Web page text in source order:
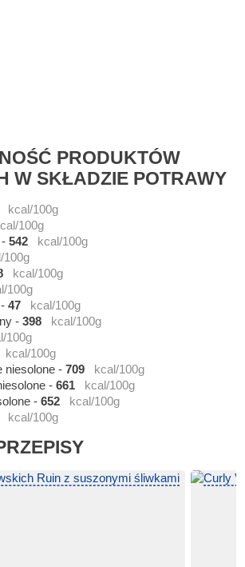
PRODUKTÓW
W SKŁADZIE POTRAWY
kcal/100g
100g
-542
kcal/100g
100g
kcal/100g
100g
-47
kcal/100g
-398
kcal/100g
100g
kcal/100g
niesolone -709
kcal/100g
-661
kcal/100g
-652
kcal/100g
kcal/100g